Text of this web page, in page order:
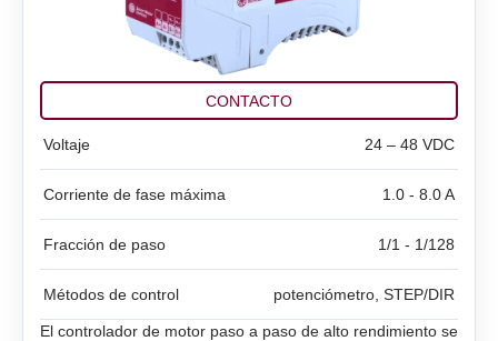
BMD‑20DIN ver.2
BMD‑20DIN ver.2.1
BMSD‑20Modbus
BMD‑40DIN (Interrumpido)
BMD‑40DIN ver.2
SMD‑1.6 caja abierta
SMD‑2.8DIN
SMD‑2.8 caja abierta
SMD‑2.8 PCB abierta
Voltaje 24 – 48 VDC
Corriente de fase máxima 1.0 - 8.0 A
Fracción de paso 1/1 - 1/128
Métodos de control potenciómetro, STEP/DIR
CONTACTO
El controlador de motor paso a paso de alto rendimiento se